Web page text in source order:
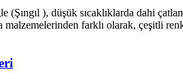
(Şıngıl ), düşük sıcaklıklarda dahi
farklı olarak, çeşitli renk